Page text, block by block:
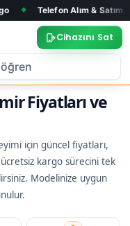
Alım & Satım ◆ Tüm
Cihazını Sat
Fiyatları ve
için güncel fiyatları,
kargo sürecini tek
Modelinize uygun